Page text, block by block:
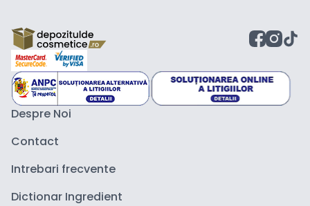
Despre Noi
Contact
Intrebari frecvente
Dictionar Ingredient